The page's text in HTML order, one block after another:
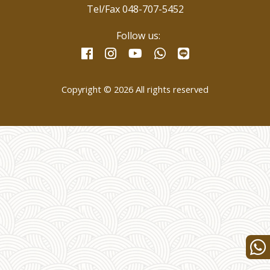
Tel/Fax 048-707-5452
Follow us:
facebookinstagramyoutubewhatsapp
Copyright © 2026 All rights reserved
us
for